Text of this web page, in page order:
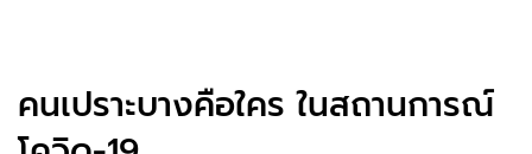
คนเปราะบางคือใคร ในสถานการณ์